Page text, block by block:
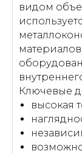
видом
Ключевые
высокая